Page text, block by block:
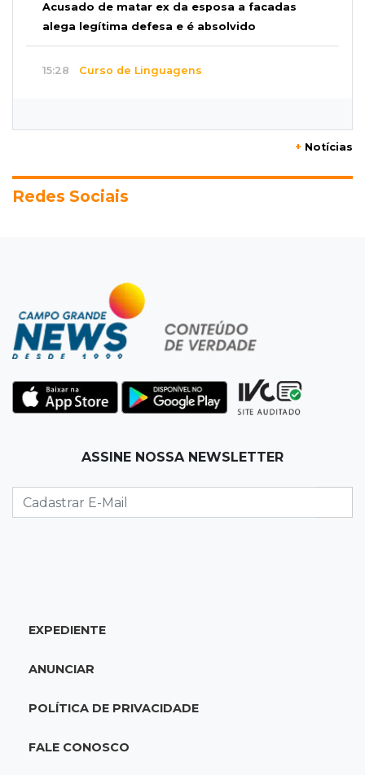
Acusado de matar ex da esposa a facadas
alega legítima defesa e é absolvido
15:28 Curso de Linguagens
Chuva chega à Capital e antecipa mudança no
tempo prevista para o fim de semana
55% a mais que em 2022
14:57 Pregão eletrônico
Obra de R$ 3,1 milhões promete melhorar
estadual sub-13 neste sábado
14:35Reabertura
Fábio Trad propõe revisão de incentivos
14:14
mortes em unidades de saúde
+ Notícias
Redes Sociais
ASSINE NOSSA NEWSLETTER
EXPEDIENTE
ANUNCIAR
POLÍTICA DE PRIVACIDADE
FALE CONOSCO